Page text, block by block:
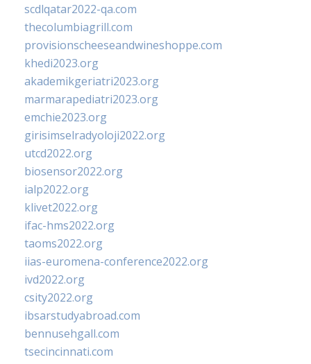
scdlqatar2022-qa.com
thecolumbiagrill.com
provisionscheeseandwineshoppe.com
khedi2023.org
akademikgeriatri2023.org
marmarapediatri2023.org
emchie2023.org
girisimselradyoloji2022.org
utcd2022.org
biosensor2022.org
ialp2022.org
klivet2022.org
ifac-hms2022.org
taoms2022.org
iias-euromena-conference2022.org
ivd2022.org
csity2022.org
ibsarstudyabroad.com
bennusehgall.com
tsecincinnati.com